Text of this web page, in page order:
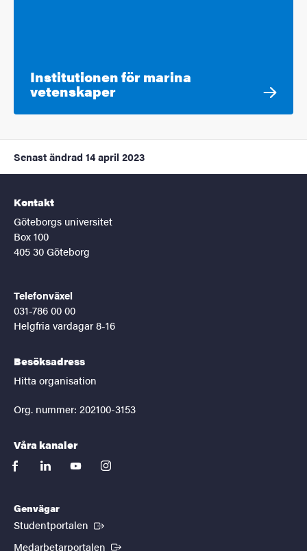
Institutionen för marina
vetenskaper
Senast ändrad 14 april 2023
Kontakt
Göteborgs universitet
Box 100
405 30 Göteborg
Telefonväxel
031-786 00 00
Helgfria vardagar 8-16
Besöksadress
Hitta organisation
Org. nummer: 202100-3153
Våra kanaler
facebooklinkedinyoutubeinstagram
Genvägar
Studentportalen (Extern länk)
Medarbetarportalen (Extern länk)